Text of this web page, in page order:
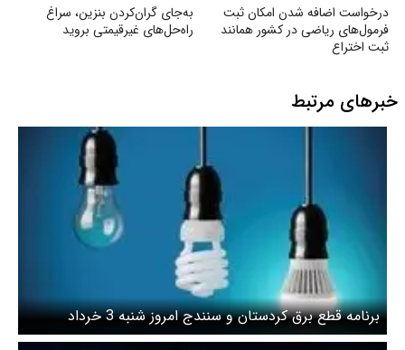
درخواست اضافه شدن امکان ثبت
فرمول‌های ریاضی در کشور همانند
ثبت اختراع
به‌جای گران‌کردن بنزین، سراغ
راه‌حل‌های غیرقیمتی بروید
خبرهای مرتبط
برنامه قطع برق کردستان و سنندج امروز شنبه 3 خرداد